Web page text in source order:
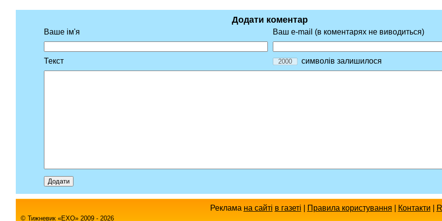
Додати коментар
Ваше ім'я Ваш e-mail (в коментарях не виводиться)
Текст символів залишилося
Реклама на сайті в газеті Правила користування Контакти
© Тижневик «EХO» 2009 - 2026